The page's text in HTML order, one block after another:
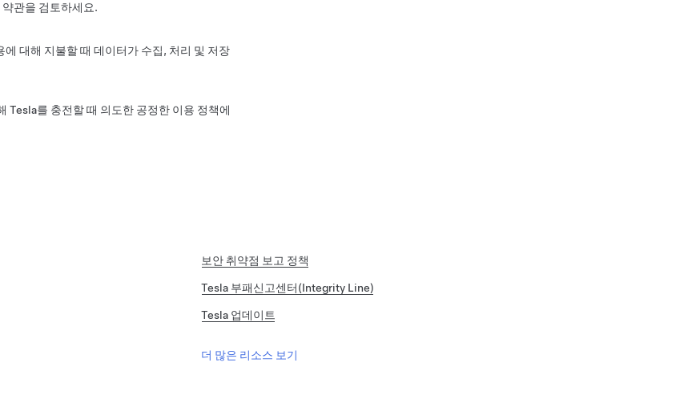
관을 검토하세요.
대해 지불할 때 데이터가 수집, 처리 및 저장
Tesla를 충전할 때 의도한 공정한 이용 정책에
보안 취약점 보고 정책
Tesla 부패신고센터(Integrity Line)
Tesla 업데이트
더 많은 리소스 보기